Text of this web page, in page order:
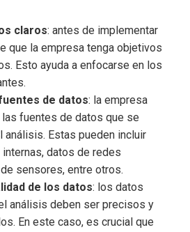
claros: antes de implementar
que la empresa tenga objetivos
Esto ayuda a enfocarse en los
de datos: la empresa
fuentes de datos que se
análisis. Estas pueden incluir
datos de redes
sensores, entre otros.
de los datos: los datos
análisis deben ser precisos y
En este caso, es crucial que